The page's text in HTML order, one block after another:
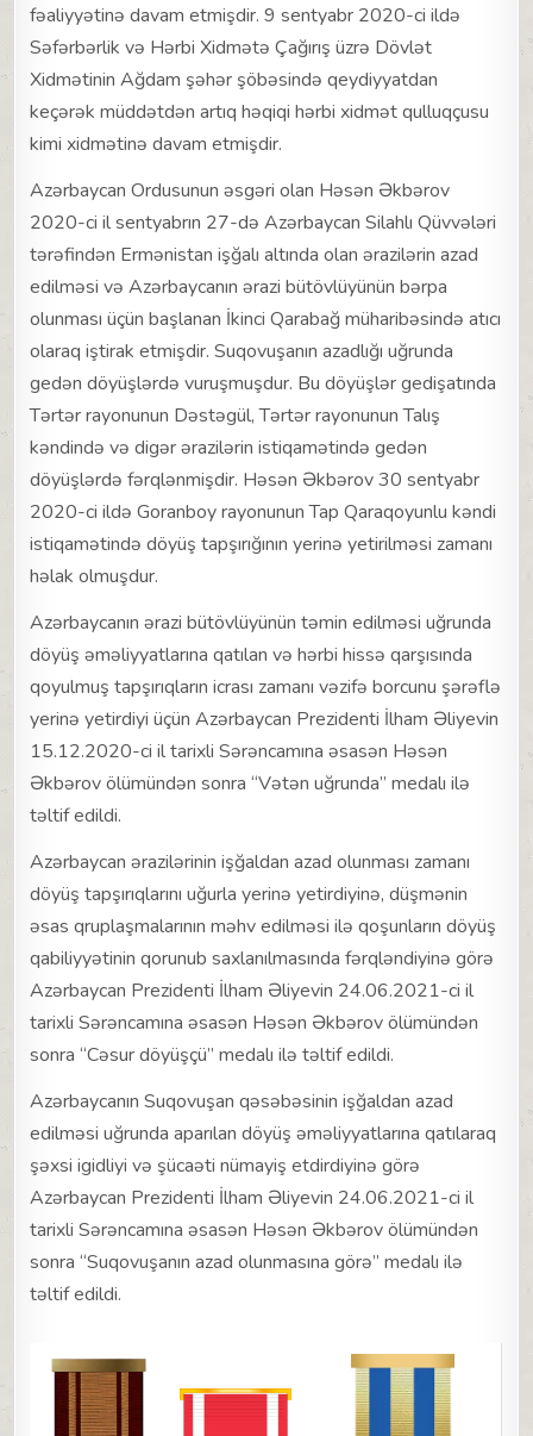
fəaliyyətinə davam etmişdir. 9 sentyabr 2020-ci ildə
Səfərbərlik və Hərbi Xidmətə Çağırış üzrə Dövlət
Xidmətinin Ağdam şəhər şöbəsində qeydiyyatdan
keçərək müddətdən artıq həqiqi hərbi xidmət qulluqçusu
kimi xidmətinə davam etmişdir.
Azərbaycan Ordusunun əsgəri olan Həsən Əkbərov
2020-ci il sentyabrın 27-də Azərbaycan Silahlı Qüvvələri
tərəfindən Ermənistan işğalı altında olan ərazilərin azad
edilməsi və Azərbaycanın ərazi bütövlüyünün bərpa
olunması üçün başlanan İkinci Qarabağ müharibəsində atıcı
olaraq iştirak etmişdir. Suqovuşanın azadlığı uğrunda
gedən döyüşlərdə vuruşmuşdur. Bu döyüşlər gedişatında
Tərtər rayonunun Dəstəgül, Tərtər rayonunun Talış
kəndində və digər ərazilərin istiqamətində gedən
döyüşlərdə fərqlənmişdir. Həsən Əkbərov 30 sentyabr
2020-ci ildə Goranboy rayonunun Tap Qaraqoyunlu kəndi
istiqamətində döyüş tapşırığının yerinə yetirilməsi zamanı
həlak olmuşdur.
Azərbaycanın ərazi bütövlüyünün təmin edilməsi uğrunda
döyüş əməliyyatlarına qatılan və hərbi hissə qarşısında
qoyulmuş tapşırıqların icrası zamanı vəzifə borcunu şərəflə
yerinə yetirdiyi üçün Azərbaycan Prezidenti İlham Əliyevin
15.12.2020-ci il tarixli Sərəncamına əsasən Həsən
Əkbərov ölümündən sonra “Vətən uğrunda” medalı ilə
təltif edildi.
Azərbaycan ərazilərinin işğaldan azad olunması zamanı
döyüş tapşırıqlarını uğurla yerinə yetirdiyinə, düşmənin
əsas qruplaşmalarının məhv edilməsi ilə qoşunların döyüş
qabiliyyətinin qorunub saxlanılmasında fərqləndiyinə görə
Azərbaycan Prezidenti İlham Əliyevin 24.06.2021-ci il
tarixli Sərəncamına əsasən Həsən Əkbərov ölümündən
sonra “Cəsur döyüşçü” medalı ilə təltif edildi.
Azərbaycanın Suqovuşan qəsəbəsinin işğaldan azad
edilməsi uğrunda aparılan döyüş əməliyyatlarına qatılaraq
şəxsi igidliyi və şücaəti nümayiş etdirdiyinə görə
Azərbaycan Prezidenti İlham Əliyevin 24.06.2021-ci il
tarixli Sərəncamına əsasən Həsən Əkbərov ölümündən
sonra “Suqovuşanın azad olunmasına görə” medalı ilə
təltif edildi.